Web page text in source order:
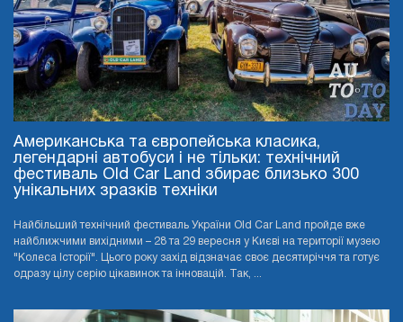
Американська та європейська класика,
легендарні автобуси і не тільки: технічний
фестиваль Old Car Land збирає близько 300
унікальних зразків техніки
Найбільший технічний фестиваль України Old Car Land пройде вже
найближчими вихідними – 28 та 29 вересня у Києві на території музею
"Колеса Історії". Цього року захід відзначає своє десятиріччя та готує
одразу цілу серію цікавинок та інновацій. Так, ...